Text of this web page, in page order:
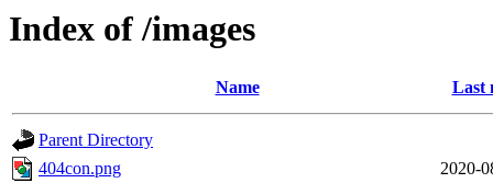
Index of /images
Name Last
Parent Directory
404con.png
2020-